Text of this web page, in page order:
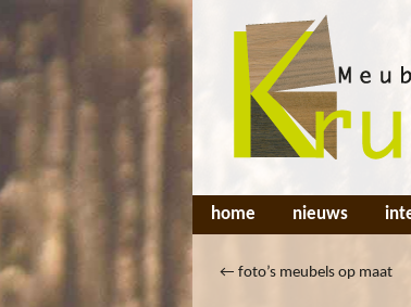
home nieuws
← foto’s meubels op maat